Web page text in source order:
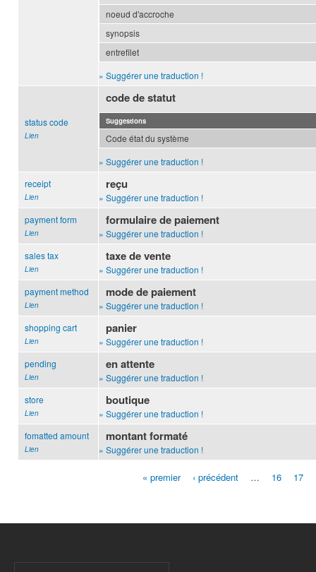
noeud d'accroche
synopsis
entrefilet
» Suggérer une traduction !
status code
Lien
code de statut
Suggestions
Code état du système
» Suggérer une traduction !
receipt
Lien
reçu
» Suggérer une traduction !
payment form
Lien
formulaire de paiement
» Suggérer une traduction !
sales tax
Lien
taxe de vente
» Suggérer une traduction !
payment method
Lien
mode de paiement
» Suggérer une traduction !
shopping cart
Lien
panier
» Suggérer une traduction !
pending
Lien
en attente
» Suggérer une traduction !
store
Lien
boutique
» Suggérer une traduction !
fomatted amount
Lien
montant formaté
» Suggérer une traduction !
« premier ‹ précédent … 16 17